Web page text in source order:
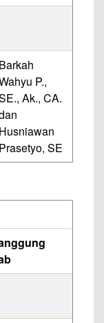
Barkah
P.,
Ak., CA.
Husniawan
Prasetyo, SE